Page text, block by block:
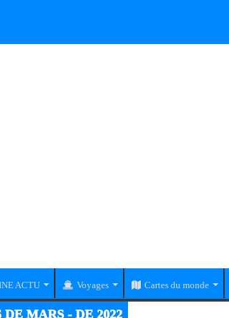
ACTU Voyages Cartes du monde
MARS - DE 2022